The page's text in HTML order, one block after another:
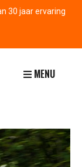
30 jaar ervaring
MENU